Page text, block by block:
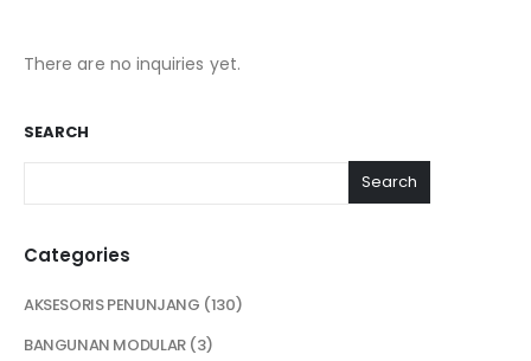
There are no inquiries yet.
SEARCH
Search
Categories
AKSESORIS PENUNJANG 130
BANGUNAN MODULAR 3